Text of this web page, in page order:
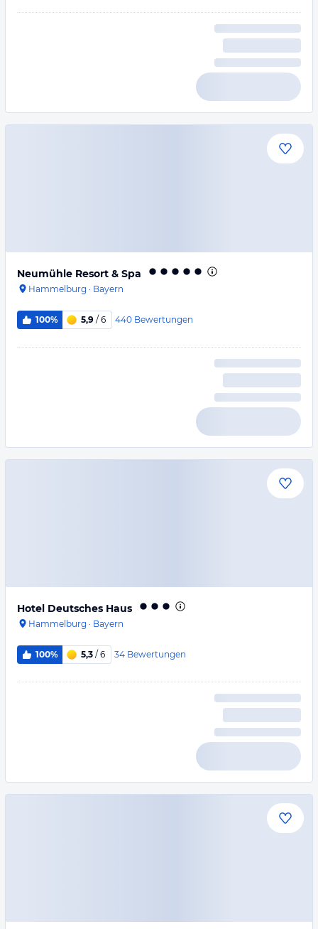
Neumühle Resort & Spa
Hammelburg · Bayern
100% 5,9 / 6 440 Bewertungen
Hotel Deutsches Haus
Hammelburg · Bayern
100% 5,3 / 6 34 Bewertungen